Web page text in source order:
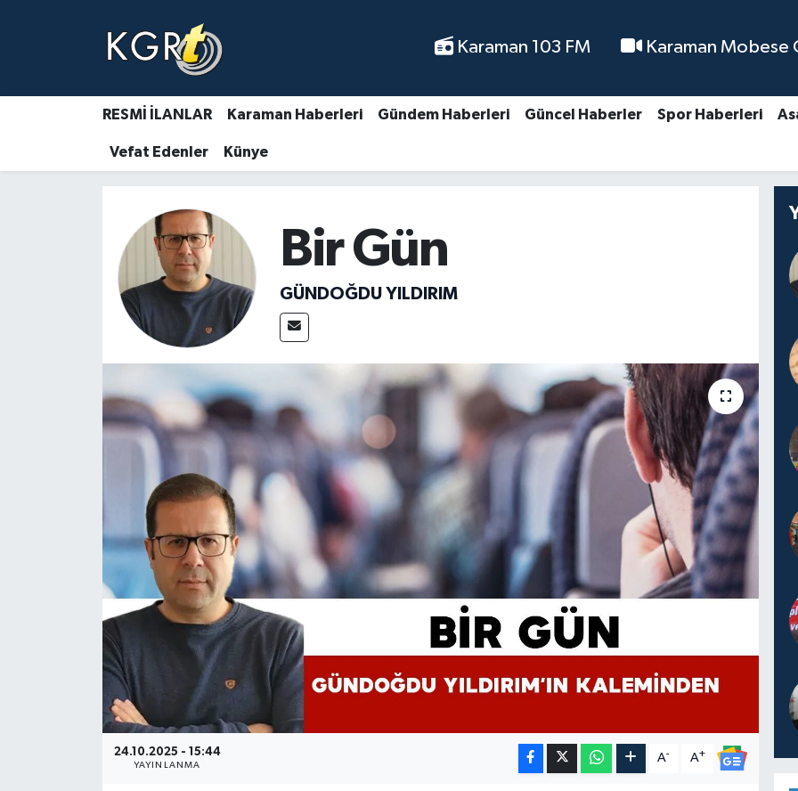
Karaman 103 FM Karaman Mobese
RESMİ İLANLAR Karaman Haberleri Gündem Haberleri Güncel Haberler Spor Haberleri
Vefat Edenler Künye
Bir Gün
GÜNDOĞDU YILDIRIM
24.10.2025 - 15:44
YAYINLANMA
A- A+
Karaman Haberleri
Gündem Haberleri
Güncel Haberler
Asayiş Haberleri
Ulusal Haberler
Vefat Edenler